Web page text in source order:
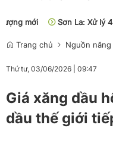
mới
Sơn La: Xử lý 45
Trang chủ Nguồn
Thứ tư, 03/06/2026 09:47
Giá xăng dầu
dầu thế giới